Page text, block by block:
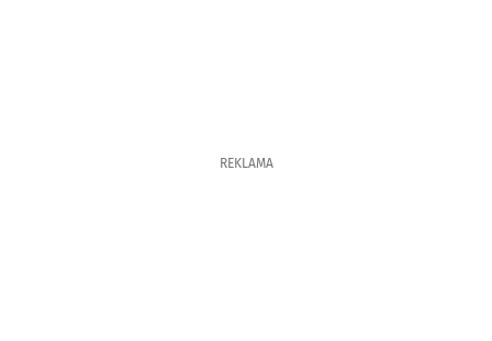
REKLAMA